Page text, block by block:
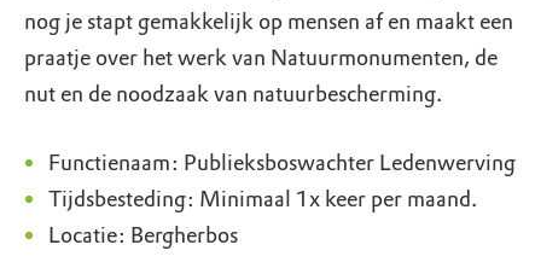
nog je stapt gemakkelijk op mensen af en maakt een
praatje over het werk van Natuurmonumenten, de
nut en de noodzaak van natuurbescherming.
Functienaam: Publieksboswachter Ledenwerving
Tijdsbesteding: Minimaal 1x keer per maand.
Locatie: Bergherbos